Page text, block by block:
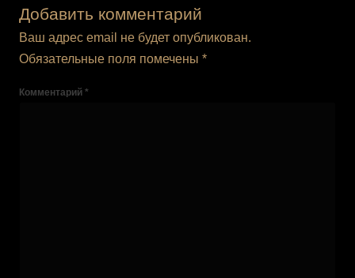
Добавить комментарий
Ваш адрес email не будет опубликован.
Обязательные поля помечены *
Комментарий *